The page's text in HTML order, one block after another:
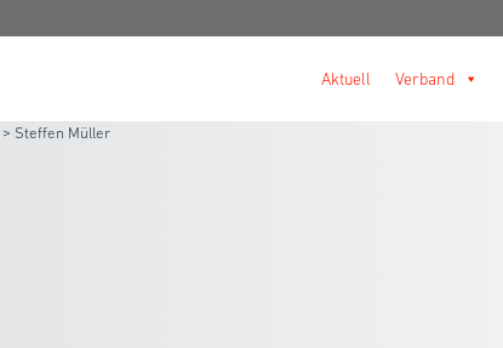
Aktuell Verband
> Steffen Müller